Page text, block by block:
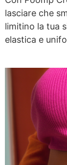
lasciare che
limitino la tua
elastica e